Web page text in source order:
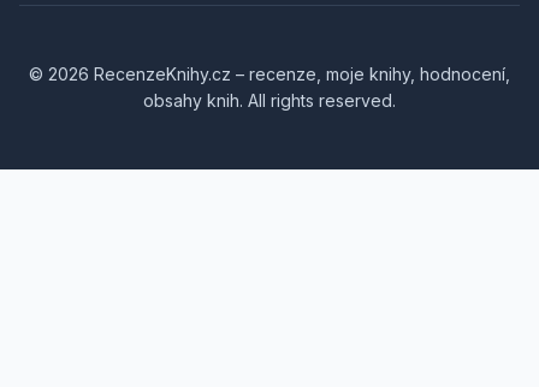
© 2026 RecenzeKnihy.cz – recenze, moje knihy, hodnocení,
obsahy knih. All rights reserved.